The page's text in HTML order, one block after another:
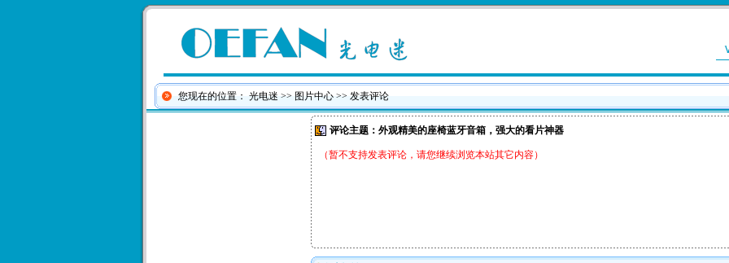
您现在的位置： 光电迷 >> 图片中心 >> 发表评论
评论主题：外观精美的座椅蓝牙音箱，强大的看片神器
（暂不支持发表评论，请您继续浏览本站其它内容）